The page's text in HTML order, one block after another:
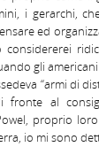
i gerarchi,
ed
considererei
gli
“armi di
fronte al
proprio
io mi sono